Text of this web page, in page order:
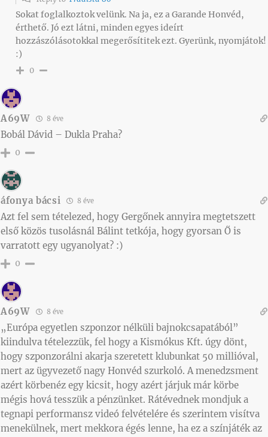
Sokat foglalkoztok velünk. Na ja, ez a Garande Honvéd,
érthető. Jó ezt látni, minden egyes ideírt
hozzászólásotokkal megerősítitek ezt. Gyerünk, nyomjátok!
:)
0
A69W 8 éve
Bobál Dávid – Dukla Praha?
0
áfonya bácsi 8 éve
Azt fel sem tételezed, hogy Gergőnek annyira megtetszett
első közös tusolásnál Bálint tetkója, hogy gyorsan Ő is
varratott egy ugyanolyat? :)
0
A69W 8 éve
„Európa egyetlen szponzor nélküli bajnokcsapatából”
kiindulva tételezzük, fel hogy a Kismókus Kft. úgy dönt,
hogy szponzorálni akarja szeretett klubunkat 50 millióval,
mert az ügyvezető nagy Honvéd szurkoló. A menedzsment
azért körbenéz egy kicsit, hogy azért járjuk már körbe
mégis hová tesszük a pénzünket. Rátévednek mondjuk a
tegnapi performansz videó felvételére és szerintem visítva
menekülnek, mert mekkora égés lenne, ha ez a színjáték az